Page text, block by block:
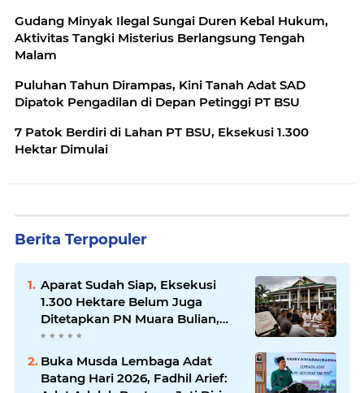
Gudang Minyak Ilegal Sungai Duren Kebal Hukum,
Aktivitas Tangki Misterius Berlangsung Tengah
Malam
Puluhan Tahun Dirampas, Kini Tanah Adat SAD
Dipatok Pengadilan di Depan Petinggi PT BSU
7 Patok Berdiri di Lahan PT BSU, Eksekusi 1.300
Hektar Dimulai
Berita Terpopuler
Aparat Sudah Siap, Eksekusi
1.300 Hektare Belum Juga
Ditetapkan PN Muara Bulian,
Ada Apa?
Buka Musda Lembaga Adat
Batang Hari 2026, Fadhil Arief: